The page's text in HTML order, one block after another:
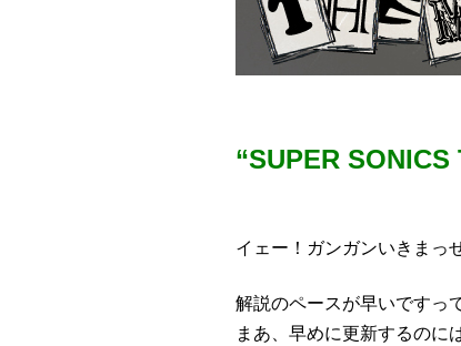
“SUPER
イェー！ガンガンいきまっ
解説のペースが早いですっ
まあ、早めに更新するのに